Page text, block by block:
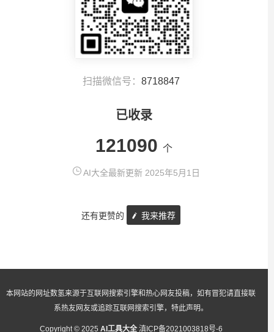
扫描微信号： 8718847
已收录
121090 个
AI大全最新更新 2025年5月1日
还有更赞的 我来推荐
本网站的网址数氢来源于互联网搜索引擎和热心网友投稿，如有冒犯请直接联
系热友网友或追踪互联网搜索引擎，特此声明。
Copyright © 2025 AI工具大全 滇ICP备2021003818号-6